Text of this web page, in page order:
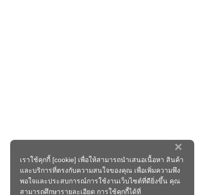
×
เราใช้คุกกี้ [cookie] เพื่อให้สามารถนำเสนอเนื้อหา สินค้า
และบริการที่ตรงกับความสนใจของคุณ เพื่อเพิ่มความพึง
พอใจและประสบการณ์การใช้งานเว็บไซต์ที่ดียิ่งขึ้น คุณ
สามารถศึกษารายละเอียด การใช้คุกกี้ได้ที่